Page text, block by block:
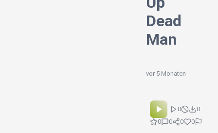
Dead
Man
vor 5 Monaten
0
0
0
0 0 0